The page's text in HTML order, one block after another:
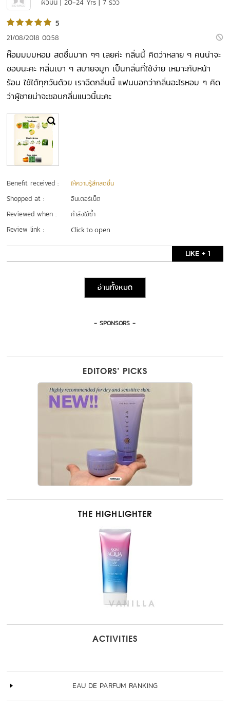
ผิวมัน | 20-24 Yrs | 7 รีวิว
5
21/08/2018 00:58
ห๊อมมมมหอม สดชื่นมาก ๆๆ เลยค่ะ กลิ่นนี้ คิดว่าหลาย ๆ คนน่าจะ
ชอบนะคะ กลิ่นเบา ๆ สบายจมูก เป็นกลิ่นที่ใช้ง่าย เหมาะกับหน้า
ร้อน ใช้ได้ทุกวันด้วย เราฉีดกลิ่นนี้ แฟนบอกว่ากลิ่นอะไรหอม ๆ คิด
ว่าผู้ชายน่าจะชอบกลิ่นแนวนี้นะคะ
Benefit received : ให้ความรู้สึกสดชื่น
Shopped at : อินเตอร์เน็ต
Reviewed when : กำลังใช้ซ้ำ
Review link : Click to open
LIKE + 1
อ่านทั้งหมด
- SPONSORS -
EDITORS’ PICKS
THE HIGHLIGHTER
ACTIVITIES
EAU DE PARFUM RANKING